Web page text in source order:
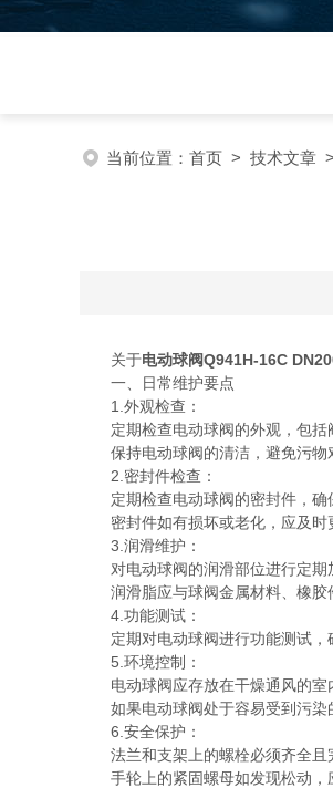
当前位置： 首页 > 技术文章
关于电动球阀Q941H-16C
一、日常维护要点
1.外观检查：
定期检查电动球阀的外观，包括
保持电动球阀的清洁，避免污物
2.密封件检查：
定期检查电动球阀的密封件，确
密封件如有损坏或老化，应及时
3.润滑维护：
对电动球阀的润滑部位进行定期
润滑脂应与球阀金属材料、橡胶
4.功能测试：
定期对电动球阀进行功能测试，
5.环境控制：
电动球阀应存放在干燥通风的室
如果电动球阀处于容易受到污染
6.安全保护：
法兰和支架上的螺栓必须齐全且
手轮上的紧固螺母如发现松动，